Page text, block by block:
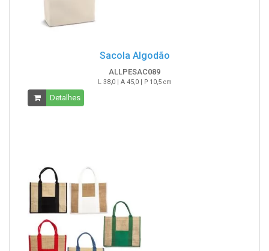
Sacola Algodão
ALLPESAC089
L 38,0 | A 45,0 | P 10,5 cm
Detalhes